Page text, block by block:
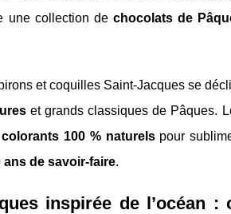
une collection de chocolats de
et coquilles Saint-Jacques se
et grands classiques de Pâques.
colorants 100 % naturelspour
ans de savoir-faire.
inspirée de l’océan